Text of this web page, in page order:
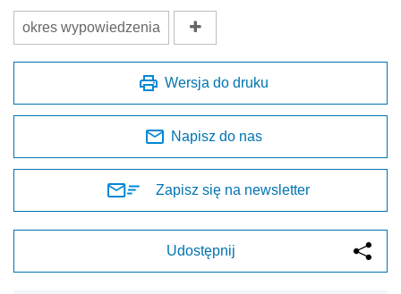
okres wypowiedzenia
Wersja do druku
Napisz do nas
Zapisz się na newsletter
Udostępnij